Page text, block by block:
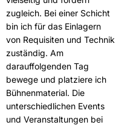
zugleich. Bei einer Schicht
bin ich für das Einlagern
von Requisiten und Technik
zuständig. Am
darauffolgenden Tag
bewege und platziere ich
Bühnenmaterial. Die
unterschiedlichen Events
und Veranstaltungen bei